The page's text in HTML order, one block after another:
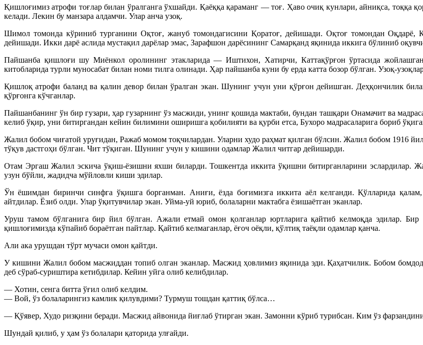
Қишлоғимиз атрофи тоғлар билан ўралганга ўхшайди. Қаёққа қараманг — тоғ. Ҳаво очиқ кунлари, айниқса, тоққа
келади. Лекин бу манзара алдамчи. Улар анча узоқ.
Шимол томонда кўриниб турганини Оқтоғ, жануб томондагисини Қоратоғ, дейишади. Оқтоғ томондан
дейишади. Икки дарё аслида мустақил дарёлар эмас, Зарафшон дарёсининг Самарқанд яқинида иккига бўлиниб
Пайшанба қишлоғи шу Миёнкол оролининг этакларида — Иштихон, Хатирчи, Каттақўрғон ўртасида
китобларида турли муносабат билан номи тилга олинади. Ҳар пайшанба куни бу ерда катта бозор бўлган. Узоқ-
Қишлоқ атрофи баланд ва қалин девор билан ўралган экан. Шунинг учун уни қўрғон дейишган. Деҳқончилик
қўрғонга кўчганлар.
Пайшанбанинг ўн бир гузари, ҳар гузарнинг ўз масжиди, унинг қошида мактаби, бундан ташқари Онамачит ва
келиб ўқир, уни битиргандан кейин билимини оширишга қобилияти ва қурби етса, Бухоро мадрасаларига бориб
Жалил бобом чиғатой уруғидан, Ражаб момом тоқчилардан. Уларни худо раҳмат қилган бўлсин. Жалил бобом 1916
тўқув дастгоҳи бўлган. Чит тўқиган. Шунинг учун у кишини одамлар Жалил читгар дейишарди.
Отам Эргаш Жалил эскича ўқиш-ёзишни яхши биларди. Тошкентда иккита ўқишни битирганларини эслардилар.
узун бўйли, жадидча мўйловли киши эдилар.
Ўн ёшимдан биринчи синфга ўқишга борганман. Аниғи, ёзда боғимизга иккита аёл келганди. Қўлларида
айтдилар. Ёзиб олди. Улар ўқитувчилар экан. Уйма-уй юриб, болаларни мактабга ёзишаётган эканлар.
Уруш тамом бўлганига бир йил бўлган. Ажали етмай омон қолганлар юртларига қайтиб келмоқда эдилар.
қишлоғимизда кўпайиб бораётган пайтлар. Қайтиб келмаганлар, ёғоч оёқли, қўлтиқ таёқли одамлар қанча.
Али ака урушдан тўрт мучаси омон қайтди.
У кишини Жалил бобом масжиддан топиб олган эканлар. Масжид ҳовлимиз яқинида эди. Қаҳатчилик. Бобом
деб сўраб-суриштира кетибдилар. Кейин уйга олиб келибдилар.
— Хотин, сенга битта ўғил олиб келдим.
— Вой, ўз болаларингиз камлик қилувдими? Турмуш тошдан қаттиқ бўлса…
— Қўявер, Худо ризқини беради. Масжид айвонида йиғлаб ўтирган экан. Замонни кўриб турибсан. Ким ўз
Шундай қилиб, у ҳам ўз болалари қаторида улғайди.